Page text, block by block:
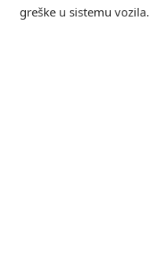
greške u sistemu vozila.